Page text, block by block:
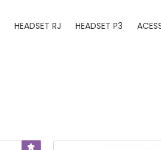
HEADSET RJ HEADSET P3